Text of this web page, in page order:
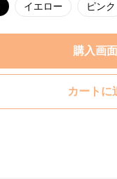
イエロー ピンク
購入画
カートに